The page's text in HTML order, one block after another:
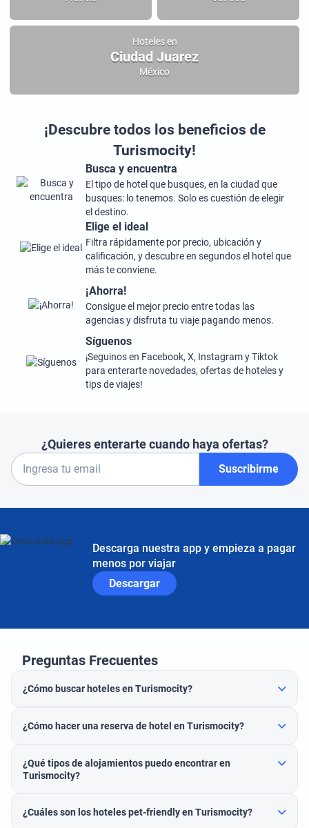
Hoteles en
Ciudad Juarez
México
¡Descubre todos los beneficios de
Turismocity!
Busca y encuentra
El tipo de hotel que busques, en la ciudad que
busques: lo tenemos. Solo es cuestión de elegir
el destino.
Elige el ideal
Filtra rápidamente por precio, ubicación y
calificación, y descubre en segundos el hotel que
más te conviene.
¡Ahorra!
Consigue el mejor precio entre todas las
agencias y disfruta tu viaje pagando menos.
Síguenos
¡Seguinos en Facebook, X, Instagram y Tiktok
para enterarte novedades, ofertas de hoteles y
tips de viajes!
¿Quieres enterarte cuando haya ofertas?
Suscribirme
Descarga nuestra app y empieza a pagar
menos por viajar
Descargar
Preguntas Frecuentes
¿Cómo buscar hoteles en Turismocity?
¿Cómo hacer una reserva de hotel en Turismocity?
¿Qué tipos de alojamientos puedo encontrar en
Turismocity?
¿Cuáles son los hoteles pet-friendly en Turismocity?